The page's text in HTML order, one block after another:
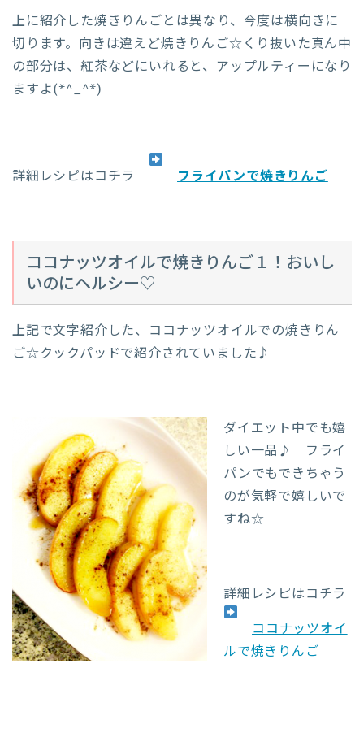
上に紹介した焼きりんごとは異なり、今度は横向きに
切ります。向きは違えど焼きりんご☆くり抜いた真ん中
の部分は、紅茶などにいれると、アップルティーになり
ますよ(*^_^*)
詳細レシピはコチラ フライパンで焼きりんご
ココナッツオイルで焼きりんご１！おいし
いのにヘルシー♡
上記で文字紹介した、ココナッツオイルでの焼きりん
ご☆クックパッドで紹介されていました♪
ダイエット中でも嬉
しい一品♪ フライ
パンでもできちゃう
のが気軽で嬉しいで
すね☆
詳細レシピはコチラ
ココナッツオイ
ルで焼きりんご